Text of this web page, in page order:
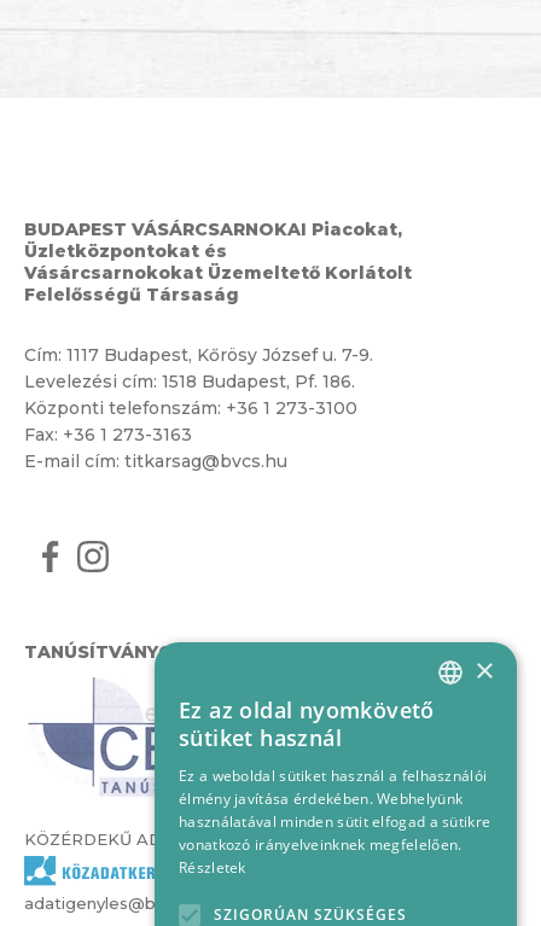
BUDAPEST VÁSÁRCSARNOKAI Piacokat,
Üzletközpontokat és
Vásárcsarnokokat Üzemeltető Korlátolt
Felelősségű Társaság
Cím: 1117 Budapest, Kőrösy József u. 7-9.
Levelezési cím: 1518 Budapest, Pf. 186.
Központi telefonszám: +36 1 273-3100
Fax: +36 1 273-3163
E-mail cím: titkarsag@bvcs.hu
TANÚSÍTVÁNYOK
KÖZÉRDEKŰ ADATOK
adatigenyles@bvcs.hu
HUNGARIAN
×
Ez az oldal nyomkövető
sütiket használ
Ez a weboldal sütiket használ a felhasználói
élmény javítása érdekében. Webhelyünk
használatával minden sütit elfogad a sütikre
vonatkozó irányelveinknek megfelelően.
Részletek
SZIGORÚAN SZÜKSÉGES